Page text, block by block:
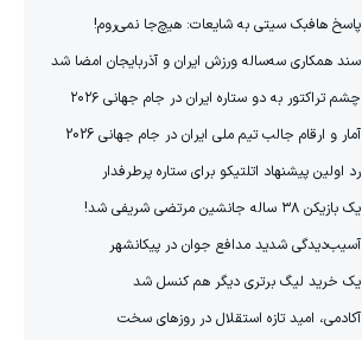
پاسخ هافبک سیتی به شایعات: هیچ‌جا نمی‌روم!
سند همکاری سه‌ساله‌ ‌ورزش ایران و آذربایجان امضا شد
چشم تراکتور به دو ستاره ایران در جام جهانی ۲۰۲۶
آمار و ارقام جالب تیم ملی ایران در جام جهانی 2026
رد اولین پیشنهاد اتلتیکو برای ستاره پرطرفدار
یک بازیکن ۳۸ ساله جانشین مرتضی شریفی شد!
آسیب‌دیدگی شدید مدافع جوان در پیکانشهر
یک خرید لیگ برتری دیگر هم کنسل شد
آکادمی، امید تازه استقلال در روزهای سخت